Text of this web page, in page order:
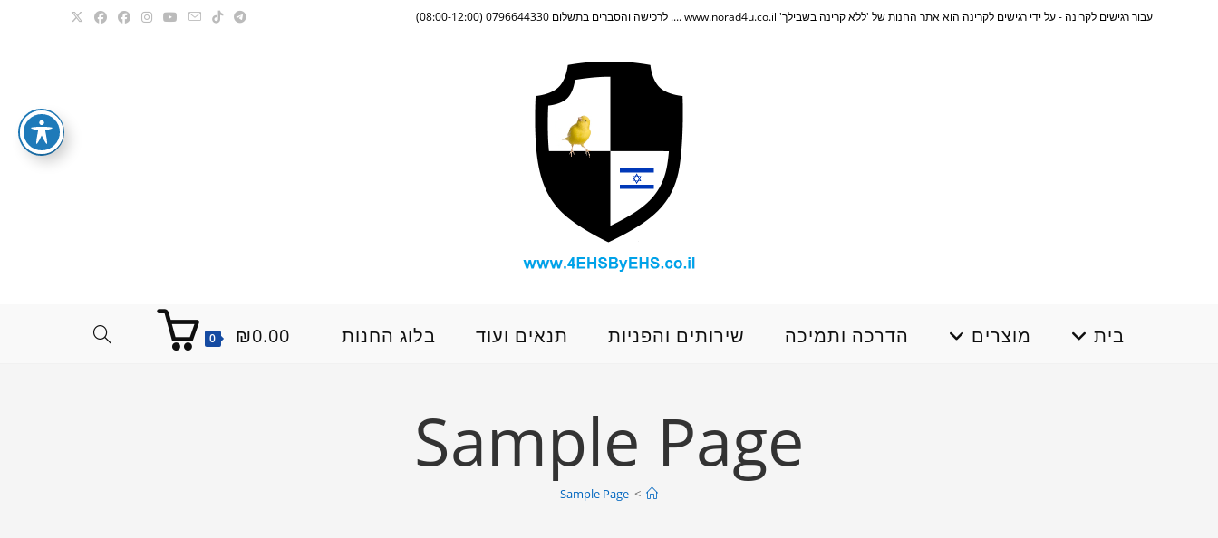
עבור רגישים לקרינה - על ידי רגישים לקרינה הוא אתר החנות של 'ללא קרינה בשבילך' www.norad4u.co.il .... לרכישה והסברים בתשלום 0796644330 (08:00-12:00)
בית מוצרים הדרכה ותמיכה שירותים והפניות תנאים ועוד בלוג החנות 0 ₪0.00
TOGGLE
Sample Page
>
Sample Page